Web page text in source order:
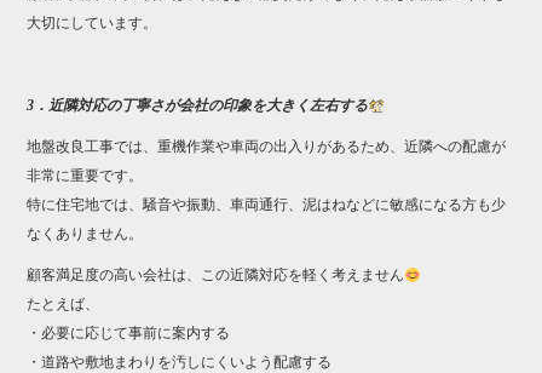
大切にしています。
3．近隣対応の丁寧さが会社の印象を大きく左右する
地盤改良工事では、重機作業や車両の出入りがあるため、近隣への配慮が
非常に重要です。
特に住宅地では、騒音や振動、車両通行、泥はねなどに敏感になる方も少
なくありません。
顧客満足度の高い会社は、この近隣対応を軽く考えません
たとえば、
・必要に応じて事前に案内する
・道路や敷地まわりを汚しにくいよう配慮する